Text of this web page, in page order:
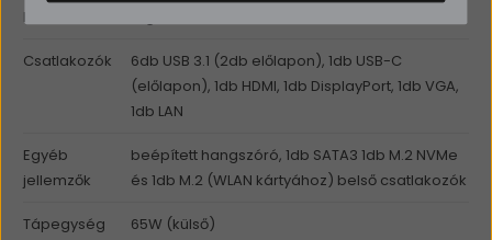
Kommunikáció
Csatlakozók
6db USB 3.1 (2db előlapon), 1db USB-C
(előlapon), 1db HDMI, 1db DisplayPort, 1db VGA,
1db LAN
Egyéb
jellemzők
beépített hangszóró, 1db SATA3 1db M.2 NVMe
és 1db M.2 (WLAN kártyához) belső csatlakozók
Tápegység 65W (külső)